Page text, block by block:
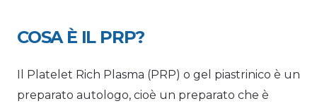
COSA È IL PRP?
Il Platelet Rich Plasma (PRP) o gel piastrinico è un
preparato autologo, cioè un preparato che è